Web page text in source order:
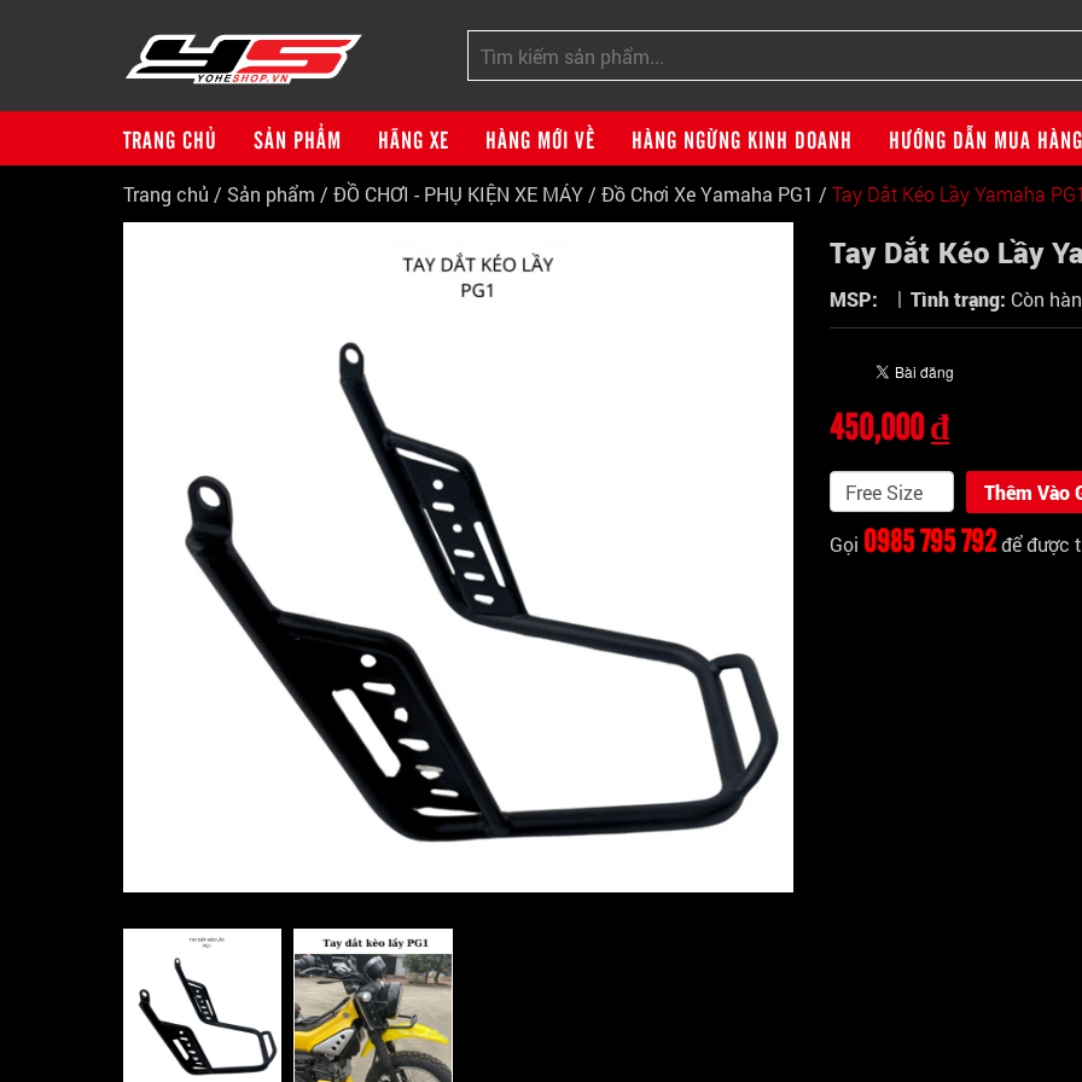
TRANG CHỦ SẢN PHẨM HÃNG XE HÀNG MỚI VỀ HÀNG NGỪNG KINH DOANH HƯỚNG DẪN MUA HÀNG
Trang chủ / Sản phẩm / ĐỒ CHƠI - PHỤ KIỆN XE MÁY/ Đồ Chơi Xe Yamaha PG1 / Tay Dắt Kéo Lầy Yamaha PG1
Tay Dắt Kéo Lầy
MSP: | Tình trạng: Còn
450,000 ₫
Thêm Vào
Gọi 0985 795 792để được